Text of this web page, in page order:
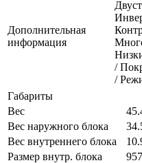
Дополнительная
информация
/
/
Габариты
Вес
Вес наружного блока
Вес внутреннего блока
Размер внутр. блока